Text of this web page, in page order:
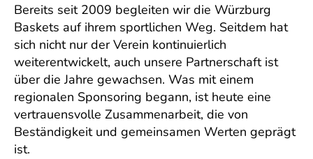
Bereits seit 2009 begleiten wir die Würzburg
Baskets auf ihrem sportlichen Weg. Seitdem hat
sich nicht nur der Verein kontinuierlich
weiterentwickelt, auch unsere Partnerschaft ist
über die Jahre gewachsen. Was mit einem
regionalen Sponsoring begann, ist heute eine
vertrauensvolle Zusammenarbeit, die von
Beständigkeit und gemeinsamen Werten geprägt
ist.